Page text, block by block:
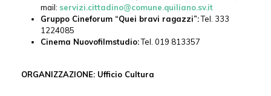
mail: servizi.cittadino@comune.quiliano.sv.it
Gruppo Cineforum “Quei bravi ragazzi”:Tel. 333
1224085
Cinema Nuovofilmstudio:Tel. 019 813357
ORGANIZZAZIONE: Ufficio Cultura